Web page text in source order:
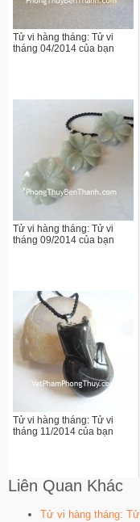
Tử vi hàng tháng: Tử vi
tháng 04/2014 của bạn
Tử vi hàng tháng: Tử vi
tháng 09/2014 của bạn
Tử vi hàng tháng: Tử vi
tháng 11/2014 của bạn
Liên Quan Khác
Tử vi hàng tháng: